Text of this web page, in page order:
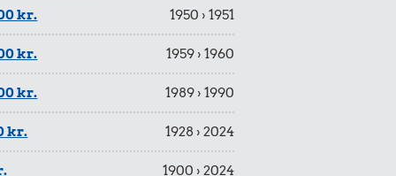
kr.
1950 › 1951
kr. 1959 › 1960
kr. 1989 › 1990
kr. 1928 › 2024
1900 › 2024